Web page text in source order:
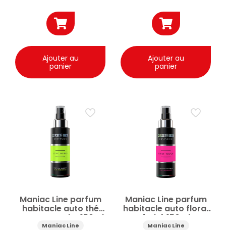
✕Réinitialiser tous les filtres
Ajouter au
panier
Ajouter au
panier
Maniac Line parfum
habitacle auto thé
vert et menthe 150ml
Maniac Line
Maniac Line parfum
habitacle auto floral
fruité 150ml
Maniac Line